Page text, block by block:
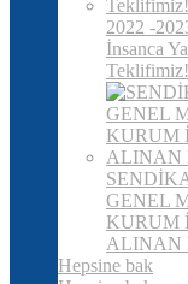
2022 -
İnsanca
Teklifimiz!
GENEL
KURUM
ALINAN
Hepsine bak